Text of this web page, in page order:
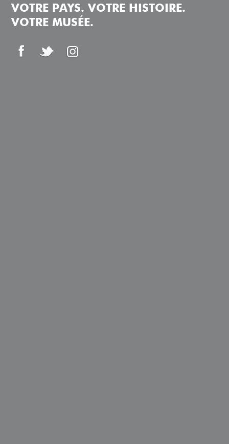
VOTRE PAYS. VOTRE HISTOIRE.
VOTRE MUSÉE.